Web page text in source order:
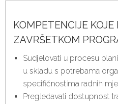
KOMPETENCIJE
ZAVRŠETKOM
Sudjelovati u procesu
u skladu s potrebama
specifičnostima radnih
Pregledavati dostupnost